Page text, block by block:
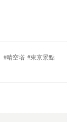
晴空塔
東京景點